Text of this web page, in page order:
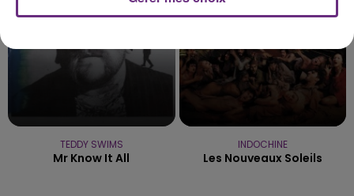
TEDDY SWIMS
Mr Know It All
INDOCHINE
Les Nouveaux Soleils